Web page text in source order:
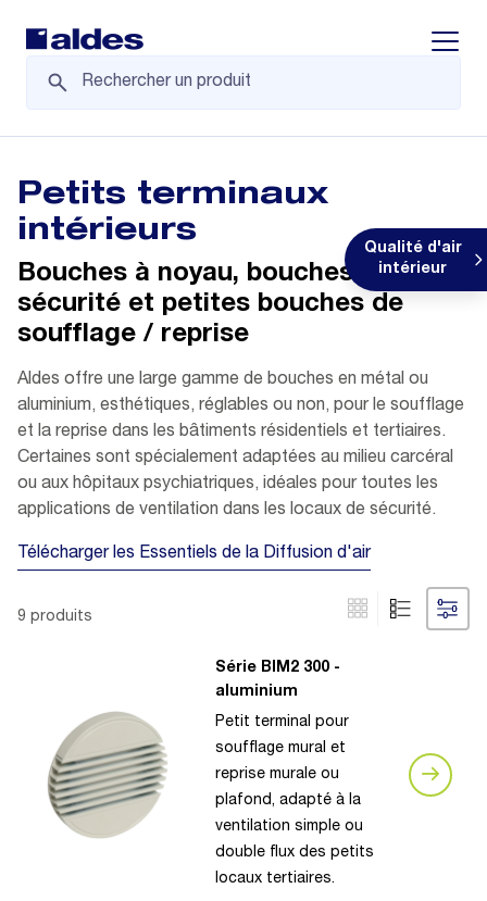
Qualité d'air
intérieur
Petits terminaux
intérieurs
Bouches à noyau, bouches de
sécurité et petites bouches de
soufflage / reprise
Aldes offre une large gamme de bouches en métal ou
aluminium, esthétiques, réglables ou non, pour le soufflage
et la reprise dans les bâtiments résidentiels et tertiaires.
Certaines sont spécialement adaptées au milieu carcéral
ou aux hôpitaux psychiatriques, idéales pour toutes les
applications de ventilation dans les locaux de sécurité.
Télécharger les Essentiels de la Diffusion d'air
9 produits
Série BIM2 300 -
aluminium
Petit terminal pour
soufflage mural et
reprise murale ou
plafond, adapté à la
ventilation simple ou
double flux des petits
locaux tertiaires.